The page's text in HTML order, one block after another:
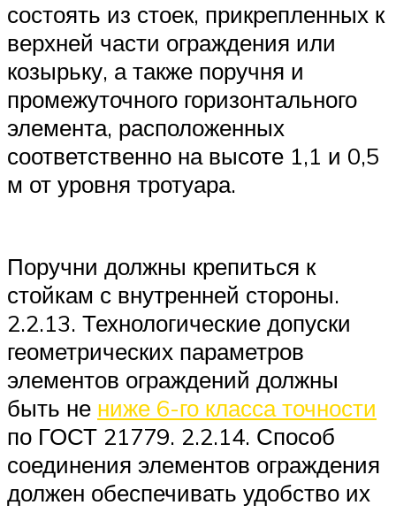
состоять из стоек, прикрепленных к
верхней части ограждения или
козырьку, а также поручня и
промежуточного горизонтального
элемента, расположенных
соответственно на высоте 1,1 и 0,5
м от уровня тротуара.
Поручни должны крепиться к
стойкам с внутренней стороны.
2.2.13. Технологические допуски
геометрических параметров
элементов ограждений должны
быть не ниже 6-го класса точности
по ГОСТ 21779. 2.2.14. Способ
соединения элементов ограждения
должен обеспечивать удобство их